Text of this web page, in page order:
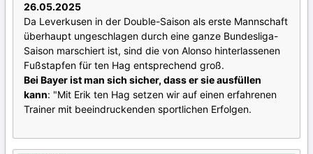
26.05.2025
Da Leverkusen in der Double-Saison als erste Mannschaft
überhaupt ungeschlagen durch eine ganze Bundesliga-
Saison marschiert ist, sind die von Alonso hinterlassenen
Fußstapfen für ten Hag entsprechend groß.
Bei Bayer ist man sich sicher, dass er sie ausfüllen
kann: "Mit Erik ten Hag setzen wir auf einen erfahrenen
Trainer mit beeindruckenden sportlichen Erfolgen.